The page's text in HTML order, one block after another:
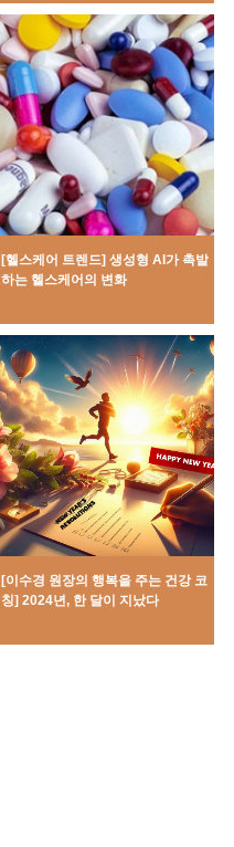
[헬스케어 트렌드] 생성형 AI가 촉발
하는 헬스케어의 변화
[이수경 원장의 행복을 주는 건강 코
칭] 2024년, 한 달이 지났다